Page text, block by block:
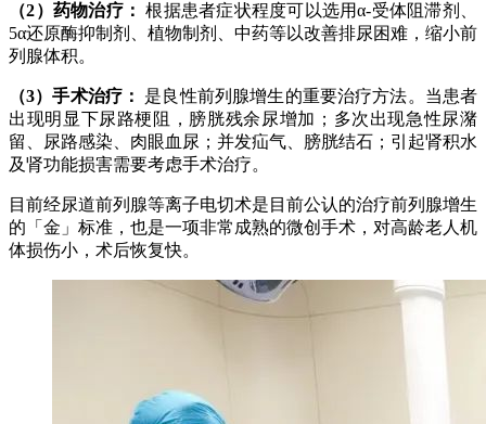
（2）药物治疗： 根据患者症状程度可以选用α-受体阻滞剂、
5α还原酶抑制剂、植物制剂、中药等以改善排尿困难，缩小前
列腺体积。
（3）手术治疗：
是良性前列腺增生的重要治疗方法。当患者
出现明显下尿路梗阻，膀胱残余尿增加；多次出现急性尿潴
留、尿路感染、肉眼血尿；并发疝气、膀胱结石；引起肾积水
及肾功能损害需要考虑手术治疗。
目前经尿道前列腺等离子电切术是目前公认的治疗前列腺增生
的「金」标准，也是一项非常成熟的微创手术，对高龄老人机
体损伤小，术后恢复快。